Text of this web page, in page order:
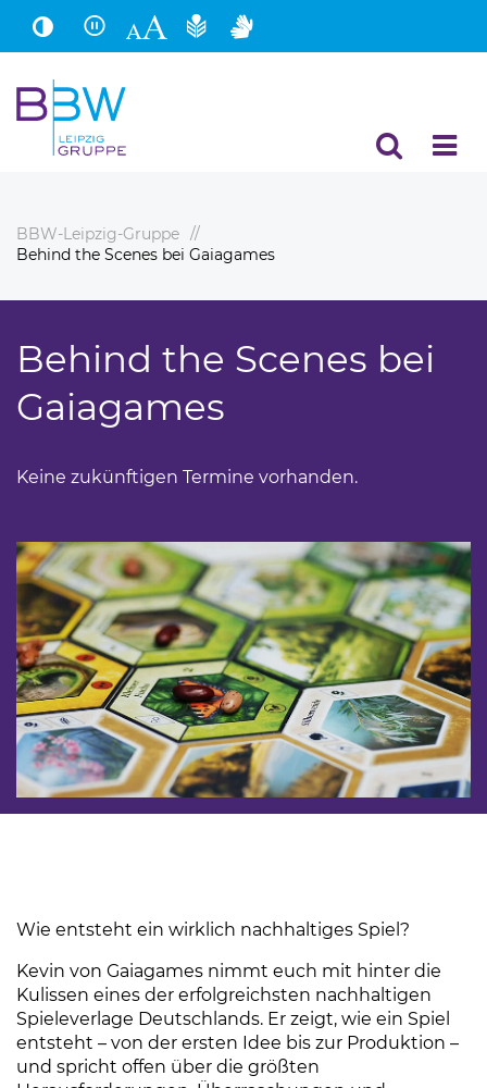
Hauptinhalt
Fußbereich
BBW-Leipzig-Gruppe
Behind the Scenes bei Gaiagames
Behind the Scenes bei
Gaiagames
Keine zukünftigen Termine vorhanden.
Wie entsteht ein wirklich nachhaltiges Spiel?
Kevin von Gaiagames nimmt euch mit hinter die
Kulissen eines der erfolgreichsten nachhaltigen
Spieleverlage Deutschlands. Er zeigt, wie ein Spiel
entsteht – von der ersten Idee bis zur Produktion –
und spricht offen über die größten